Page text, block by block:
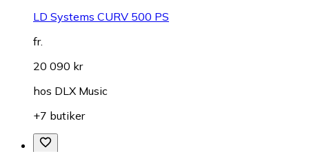
LD Systems CURV 500 PS
fr.
20 090 kr
hos DLX Music
+7 butiker